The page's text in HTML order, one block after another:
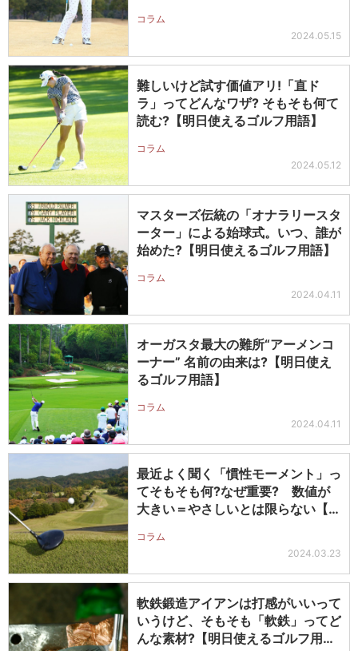
コラム
2024.05.15
難しいけど試す価値アリ!「直ド
ラ」ってどんなワザ? そもそも何て
読む?【明日使えるゴルフ用語】
コラム
2024.05.12
マスターズ伝統の「オナラリースタ
ーター」による始球式。いつ、誰が
始めた?【明日使えるゴルフ用語】
コラム
2024.04.11
オーガスタ最大の難所“アーメンコ
ーナー” 名前の由来は?【明日使え
るゴルフ用語】
コラム
2024.04.11
最近よく聞く「慣性モーメント」っ
てそもそも何?なぜ重要? 数値が
大きい＝やさしいとは限らない【明
コラム
2024.03.23
軟鉄鍛造アイアンは打感がいいって
いうけど、そもそも「軟鉄」ってど
んな素材?【明日使えるゴルフ用